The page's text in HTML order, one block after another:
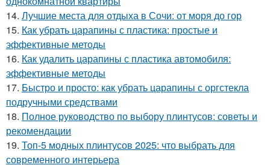
14. Лучшие места для отдыха в Сочи: от моря до гор
15. Как убрать царапины с пластика: простые и
эффективные методы
16. Как удалить царапины с пластика автомобиля:
эффективные методы
17. Быстро и просто: как убрать царапины с оргстекла
подручными средствами
18. Полное руководство по выбору плинтусов: советы и
рекомендации
19. Топ-5 модных плинтусов 2025: что выбрать для
современного интерьера